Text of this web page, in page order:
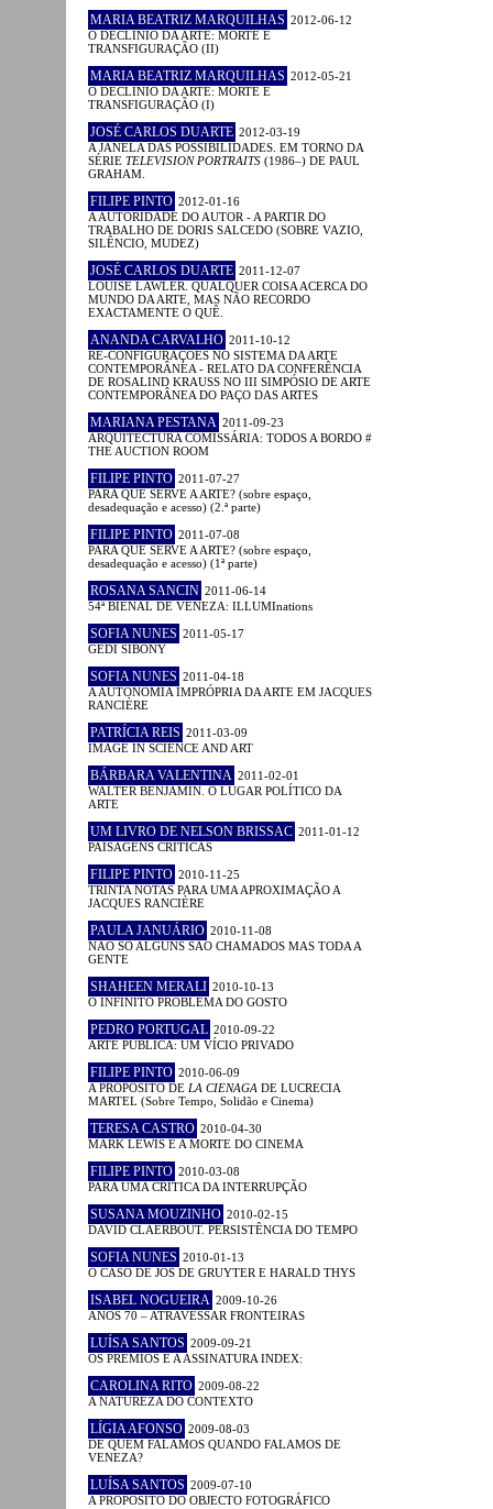
MARIA BEATRIZ MARQUILHAS 2012-06-12
O DECLÍNIO DA ARTE: MORTE E
TRANSFIGURAÇÃO (II)
MARIA BEATRIZ MARQUILHAS 2012-05-21
O DECLÍNIO DA ARTE: MORTE E
TRANSFIGURAÇÃO (I)
JOSÉ CARLOS DUARTE 2012-03-19
A JANELA DAS POSSIBILIDADES. EM TORNO DA
SÉRIE TELEVISION PORTRAITS (1986–) DE PAUL
GRAHAM.
FILIPE PINTO 2012-01-16
A AUTORIDADE DO AUTOR - A PARTIR DO
TRABALHO DE DORIS SALCEDO (SOBRE VAZIO,
SILÊNCIO, MUDEZ)
JOSÉ CARLOS DUARTE 2011-12-07
LOUISE LAWLER. QUALQUER COISA ACERCA DO
MUNDO DA ARTE, MAS NÃO RECORDO
EXACTAMENTE O QUÊ.
ANANDA CARVALHO 2011-10-12
RE-CONFIGURAÇÕES NO SISTEMA DA ARTE
CONTEMPORÂNEA - RELATO DA CONFERÊNCIA
DE ROSALIND KRAUSS NO III SIMPÓSIO DE ARTE
CONTEMPORÂNEA DO PAÇO DAS ARTES
MARIANA PESTANA 2011-09-23
ARQUITECTURA COMISSÁRIA: TODOS A BORDO #
THE AUCTION ROOM
FILIPE PINTO 2011-07-27
PARA QUE SERVE A ARTE? (sobre espaço,
desadequação e acesso) (2.ª parte)
FILIPE PINTO 2011-07-08
PARA QUE SERVE A ARTE? (sobre espaço,
desadequação e acesso) (1ª parte)
ROSANA SANCIN 2011-06-14
54ª BIENAL DE VENEZA: ILLUMInations
SOFIA NUNES 2011-05-17
GEDI SIBONY
SOFIA NUNES 2011-04-18
A AUTONOMIA IMPRÓPRIA DA ARTE EM JACQUES
RANCIÈRE
PATRÍCIA REIS 2011-03-09
IMAGE IN SCIENCE AND ART
BÁRBARA VALENTINA 2011-02-01
WALTER BENJAMIN. O LUGAR POLÍTICO DA
ARTE
UM LIVRO DE NELSON BRISSAC 2011-01-12
PAISAGENS CRÍTICAS
FILIPE PINTO 2010-11-25
TRINTA NOTAS PARA UMA APROXIMAÇÃO A
JACQUES RANCIÈRE
PAULA JANUÁRIO 2010-11-08
NÃO SÓ ALGUNS SÃO CHAMADOS MAS TODA A
GENTE
SHAHEEN MERALI 2010-10-13
O INFINITO PROBLEMA DO GOSTO
PEDRO PORTUGAL 2010-09-22
ARTE PÚBLICA: UM VÍCIO PRIVADO
FILIPE PINTO 2010-06-09
A PROPÓSITO DE LA CIENAGA DE LUCRECIA
MARTEL (Sobre Tempo, Solidão e Cinema)
TERESA CASTRO 2010-04-30
MARK LEWIS E A MORTE DO CINEMA
FILIPE PINTO 2010-03-08
PARA UMA CRÍTICA DA INTERRUPÇÃO
SUSANA MOUZINHO 2010-02-15
DAVID CLAERBOUT. PERSISTÊNCIA DO TEMPO
SOFIA NUNES 2010-01-13
O CASO DE JOS DE GRUYTER E HARALD THYS
ISABEL NOGUEIRA 2009-10-26
ANOS 70 – ATRAVESSAR FRONTEIRAS
LUÍSA SANTOS 2009-09-21
OS PRÉMIOS E A ASSINATURA INDEX:
CAROLINA RITO 2009-08-22
A NATUREZA DO CONTEXTO
LÍGIA AFONSO 2009-08-03
DE QUEM FALAMOS QUANDO FALAMOS DE
VENEZA?
LUÍSA SANTOS 2009-07-10
A PROPÓSITO DO OBJECTO FOTOGRÁFICO